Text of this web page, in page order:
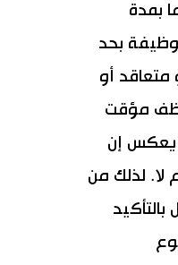
بمدة
بحد
أو
مؤقت
يعكس إن
لا. لذلك من